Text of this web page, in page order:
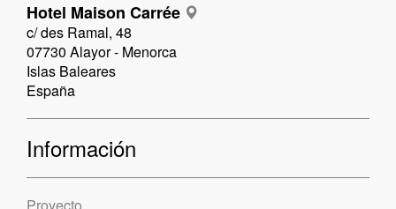
Hotel Maison Carrée
c/ des Ramal, 48
07730 Alayor - Menorca
Islas Baleares
España
Información